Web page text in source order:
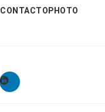
CONTACTOPHOTO